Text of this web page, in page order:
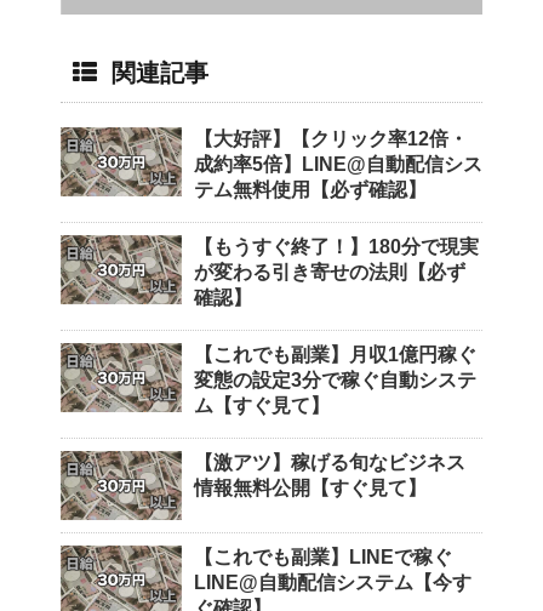
関連記事
【大好評】【クリック率12倍・
成約率5倍】LINE@自動配信シス
テム無料使用【必ず確認】
【もうすぐ終了！】180分で現実
が変わる引き寄せの法則【必ず
確認】
【これでも副業】月収1億円稼ぐ
変態の設定3分で稼ぐ自動システ
ム【すぐ見て】
【激アツ】稼げる旬なビジネス
情報無料公開【すぐ見て】
【これでも副業】LINEで稼ぐ
LINE@自動配信システム【今す